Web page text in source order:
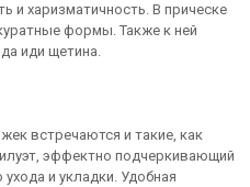
и харизматичность. В прическе
формы. Также к ней
иди щетина.
встречаются и такие, как
эффектно подчеркивающий
и укладки. Удобная